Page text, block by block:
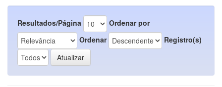
Resultados/Página
Ordenar por
Ordenar
Registro(s)